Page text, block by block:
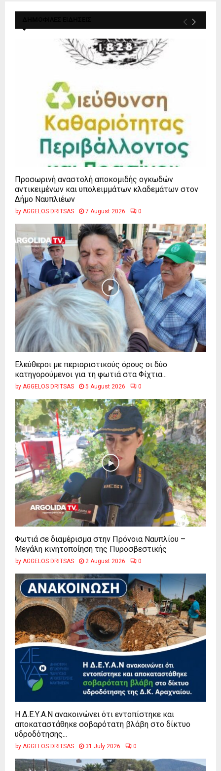
Προσωρινή αναστολή αποκομιδής ογκωδών
αντικειμένων και υπολειμμάτων κλαδεμάτων στον
Δήμο Ναυπλιέων
by AGGELOS DRITSAS 7 August 2026 0
Ελεύθεροι με περιοριστικούς όρους οι δύο
κατηγορούμενοι για τη φωτιά στα Φίχτια...
by AGGELOS DRITSAS 5 August 2026 0
Φωτιά σε διαμέρισμα στην Πρόνοια Ναυπλίου –
Μεγάλη κινητοποίηση της Πυροσβεστικής
by AGGELOS DRITSAS 2 August 2026 0
Η Δ.Ε.Υ.Α.Ν ανακοινώνει ότι εντοπίστηκε και
αποκαταστάθηκε σοβαρότατη βλάβη στο δίκτυο
υδροδότησης...
by AGGELOS DRITSAS 31 July 2026 0